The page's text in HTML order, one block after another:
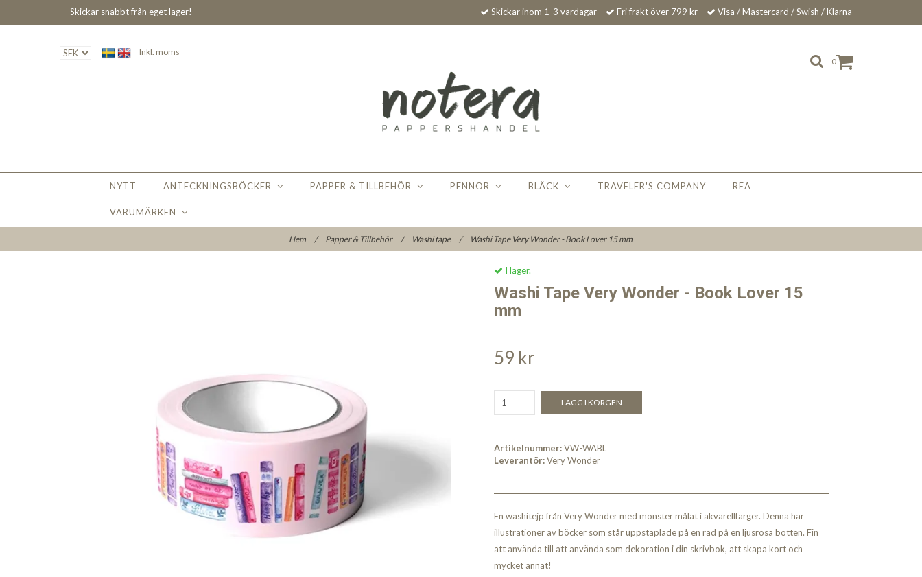
Skickar snabbt från eget lager! Skickar inom 1-3 vardagar Fri frakt över 799 kr Visa / Mastercard / Swish / Klarna
0
Inkl. moms
NYTT ANTECKNINGSBÖCKER PAPPER & TILLBEHÖR PENNOR BLÄCK TRAVELER'S COMPANY REA
VARUMÄRKEN
Hem / Papper & Tillbehör / Washi tape / Washi Tape Very Wonder - Book Lover 15 mm
I lager.
Washi Tape Very Wonder - Book Lover 15
mm
59 kr
LÄGG I KORGEN
Artikelnummer:VW-WABL
Leverantör:Very Wonder
En washitejp från Very Wonder med mönster målat i akvarellfärger. Denna har
illustrationer av böcker som står uppstaplade på en rad på en ljusrosa botten. Fin
att använda till att använda som dekoration i din skrivbok, att skapa kort och
mycket annat!